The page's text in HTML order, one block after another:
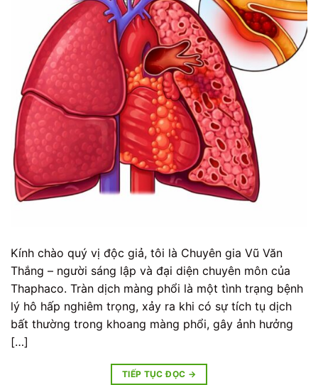
Kính chào quý vị độc giả, tôi là Chuyên gia Vũ Văn
Thắng – người sáng lập và đại diện chuyên môn của
Thaphaco. Tràn dịch màng phổi là một tình trạng bệnh
lý hô hấp nghiêm trọng, xảy ra khi có sự tích tụ dịch
bất thường trong khoang màng phổi, gây ảnh hưởng
[…]
TIẾP TỤC ĐỌC →